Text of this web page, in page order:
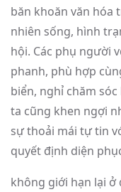
băn khoăn văn
nhiên sống, hình
hội. Các phụ người
phanh, phù hợp
biển, nghỉ chăm
ta cũng khen ngợi
sự thoải mái tự tin
quyết định diện
không giới hạn lại ở